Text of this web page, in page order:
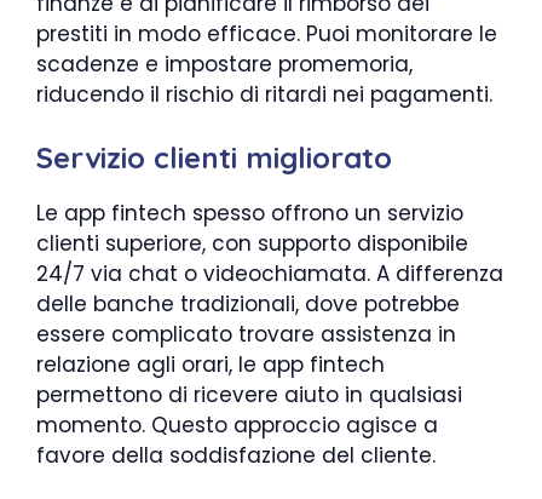
prestiti in modo efficace. Puoi monitorare le
scadenze e impostare promemoria,
riducendo il rischio di ritardi nei pagamenti.
Servizio clienti migliorato
Le app fintech spesso offrono un servizio
clienti superiore, con supporto disponibile
24/7 via chat o videochiamata. A differenza
delle banche tradizionali, dove potrebbe
essere complicato trovare assistenza in
relazione agli orari, le app fintech
permettono di ricevere aiuto in qualsiasi
momento. Questo approccio agisce a
favore della soddisfazione del cliente.